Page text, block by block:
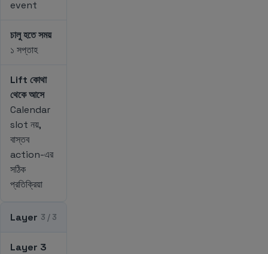
event
চালু হতে সময়
১ সপ্তাহ
Lift কোথা
থেকে আসে
Calendar
slot নয়,
বাস্তব
action-এর
সঠিক
প্রতিক্রিয়া
Layer 3 / 3
Layer 3